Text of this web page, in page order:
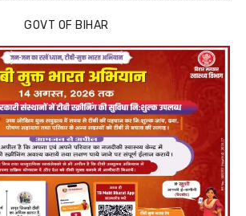
GOVT OF BIHAR